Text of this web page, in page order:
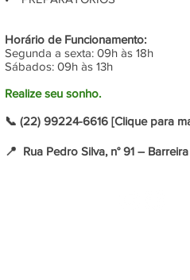
Horário de Funcionamento:
Segunda a sexta: 09h às 18h
Sábados: 09h às 13h
Realize seu sonho.
📞 (22) 99224-6616 [Clique para
📍 Rua Pedro Silva, n° 91 –